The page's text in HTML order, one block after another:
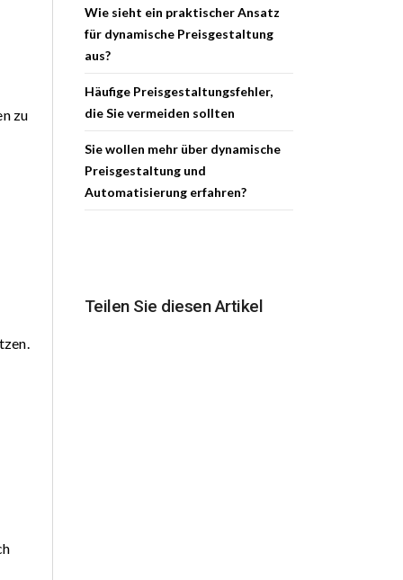
zu
Wie sieht ein praktischer Ansatz
für dynamische Preisgestaltung
aus?
Häufige Preisgestaltungsfehler,
die Sie vermeiden sollten
Sie wollen mehr über dynamische
Preisgestaltung und
Automatisierung erfahren?
Teilen Sie diesen Artikel